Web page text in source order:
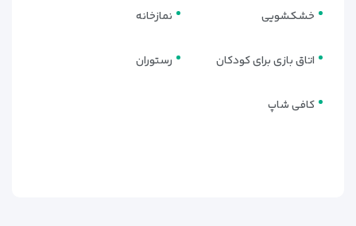
خشکشویی نمازخانه
اتاق بازی برای کودکان رستوران
کافی شاپ